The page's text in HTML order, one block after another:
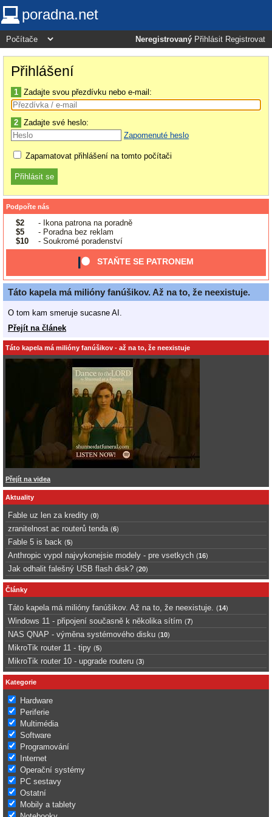
poradna.net
Neregistrovaný Přihlásit Registrovat
Přihlášení
1 Zadajte svou přezdívku nebo e-mail:
2 Zadajte své heslo:
Zapomenuté heslo
Zapamatovat přihlášení na tomto počítači
Podpořte nás
$2
- Ikona patrona na poradně
$5
- Poradna bez reklam
$10
- Soukromé poradenství
STAŇTE SE PATRONEM
Táto kapela má milióny fanúšikov. Až na to, že neexistuje.
O tom kam smeruje sucasne AI.
Přejít na článek
Táto kapela má milióny fanúšikov - až na to, že neexistuje
Přejít na videa
Aktuality
Fable uz len za kredity (0)
zranitelnost ac routerů tenda (6)
Fable 5 is back (5)
Anthropic vypol najvykonejsie modely - pre vsetkych (16)
Jak odhalit falešný USB flash disk? (20)
Články
Táto kapela má milióny fanúšikov. Až na to, že neexistuje. (14)
Windows 11 - připojení současně k několika sítím (7)
NAS QNAP - výměna systémového disku (10)
MikroTik router 11 - tipy (5)
MikroTik router 10 - upgrade routeru (3)
Kategorie
Hardware
Periferie
Multimédia
Software
Programování
Internet
Operační systémy
PC sestavy
Ostatní
Mobily a tablety